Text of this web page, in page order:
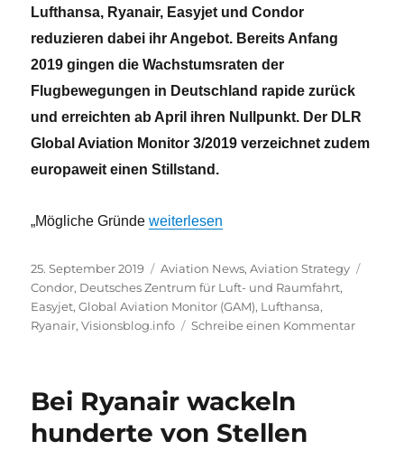
Lufthansa, Ryanair, Easyjet und Condor
reduzieren dabei ihr Angebot. Bereits Anfang
2019 gingen die Wachstumsraten der
Flugbewegungen in Deutschland rapide zurück
und erreichten ab April ihren Nullpunkt. Der DLR
Global Aviation Monitor 3/2019 verzeichnet zudem
europaweit einen Stillstand.
„Mögliche Gründe„Rückläufiges
weiterlesen
Veröffentlicht
am
25. September 2019 Kategorien
Aviation News,Aviation Strategy
Condor, Deutsches Zentrum für Luft- und Raumfahrt,
Easyjet,Global Aviation Monitor (GAM), Lufthansa,
Ryanair,Visionsblog.info Schreibe einen Kommentarzu
Bei Ryanair wackeln
hunderte von Stellen